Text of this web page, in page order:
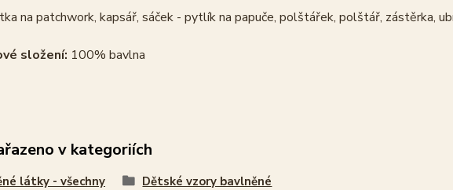
na patchwork, kapsář, sáček - pytlík na papuče, polštářek, polštář, zástěrka,
složení: 100% bavlna
v kategoriích
látky - všechny
Dětské vzory bavlněné